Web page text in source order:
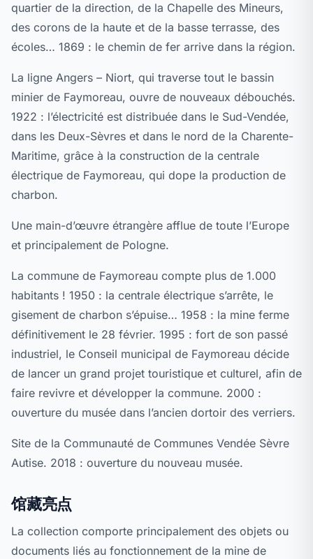
quartier de la direction, de la Chapelle des Mineurs,
des corons de la haute et de la basse terrasse, des
écoles… 1869 : le chemin de fer arrive dans la région.
La ligne Angers – Niort, qui traverse tout le bassin
minier de Faymoreau, ouvre de nouveaux débouchés.
1922 : l’électricité est distribuée dans le Sud-Vendée,
dans les Deux-Sèvres et dans le nord de la Charente-
Maritime, grâce à la construction de la centrale
électrique de Faymoreau, qui dope la production de
charbon.
Une main-d’œuvre étrangère afflue de toute l’Europe
et principalement de Pologne.
La commune de Faymoreau compte plus de 1.000
habitants ! 1950 : la centrale électrique s’arrête, le
gisement de charbon s’épuise… 1958 : la mine ferme
définitivement le 28 février. 1995 : fort de son passé
industriel, le Conseil municipal de Faymoreau décide
de lancer un grand projet touristique et culturel, afin de
faire revivre et développer la commune. 2000 :
ouverture du musée dans l’ancien dortoir des verriers.
Site de la Communauté de Communes Vendée Sèvre
Autise. 2018 : ouverture du nouveau musée.
馆藏亮点
La collection comporte principalement des objets ou
documents liés au fonctionnement de la mine de